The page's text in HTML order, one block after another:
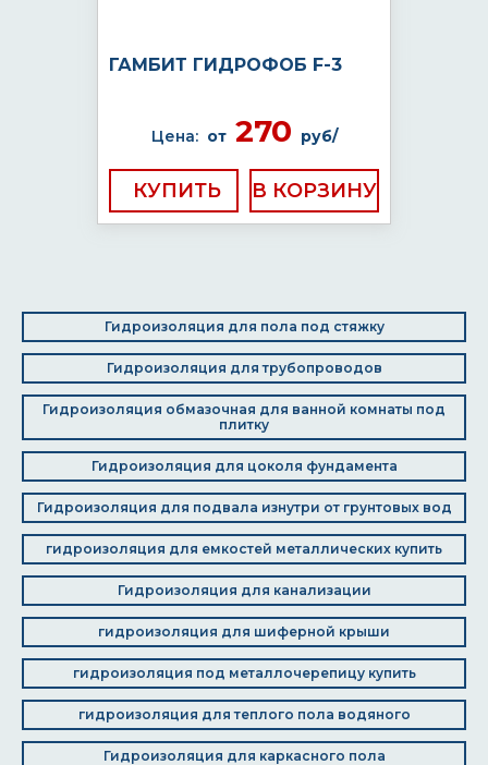
ГАМБИТ ГИДРОФОБ F-3
Цена: от270 руб/
КУПИТЬ
Гидроизоляция для пола под стяжку
Гидроизоляция для трубопроводов
Гидроизоляция обмазочная для ванной комнаты под
плитку
Гидроизоляция для цоколя фундамента
Гидроизоляция для подвала изнутри от грунтовых вод
гидроизоляция для емкостей металлических купить
Гидроизоляция для канализации
гидроизоляция для шиферной крыши
гидроизоляция под металлочерепицу купить
гидроизоляция для теплого пола водяного
Гидроизоляция для каркасного пола